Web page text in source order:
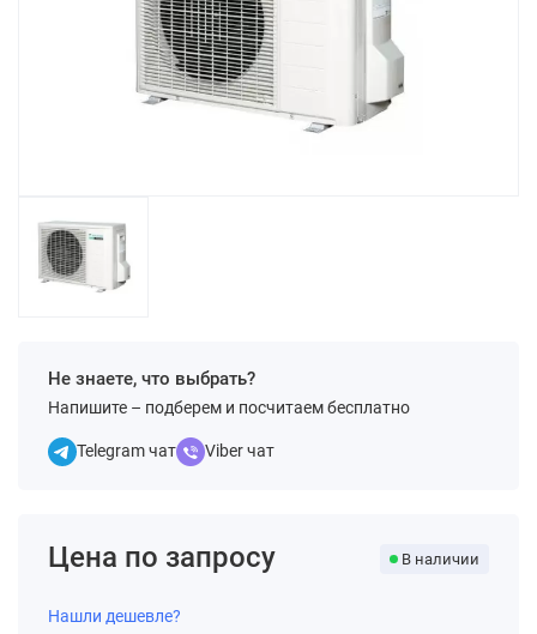
Не знаете, что выбрать?
Напишите – подберем и посчитаем бесплатно
Telegram чат Viber чат
Цена по запросу В наличии
Нашли дешевле?